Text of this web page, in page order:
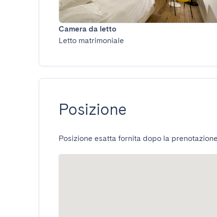
Camera da letto
Letto matrimoniale
Posizione
Posizione esatta fornita dopo la